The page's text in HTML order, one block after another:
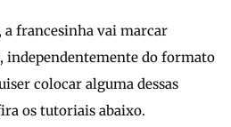
a francesinha vai marcar
independentemente do formato
colocar alguma dessas
os tutoriais abaixo.